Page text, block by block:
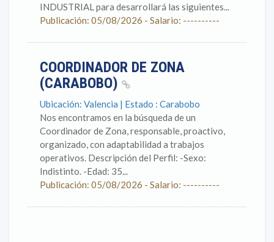
INDUSTRIAL para desarrollará las siguientes...
Publicación: 05/08/2026 - Salario: ----------
COORDINADOR DE ZONA
(CARABOBO)
Ubicación: Valencia | Estado : Carabobo
Nos encontramos en la búsqueda de un
Coordinador de Zona, responsable, proactivo,
organizado, con adaptabilidad a trabajos
operativos. Descripción del Perfil: -Sexo:
Indistinto. -Edad: 35...
Publicación: 05/08/2026 - Salario: ----------